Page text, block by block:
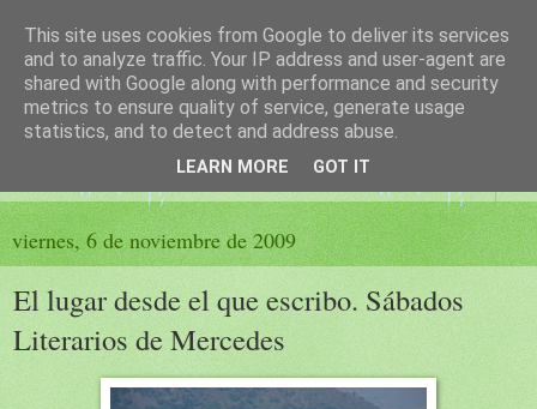
El sueño de las palabras
PÁGINA LITERARIA DE FELISA MORENO
viernes, 6 de noviembre de 2009
El lugar desde el que escribo. Sábados
Literarios de Mercedes
This site uses cookies from Google to deliver its services
and to analyze traffic. Your IP address and user-agent are
shared with Google along with performance and security
metrics to ensure quality of service, generate usage
statistics, and to detect and address abuse.
LEARN MORE GOT IT